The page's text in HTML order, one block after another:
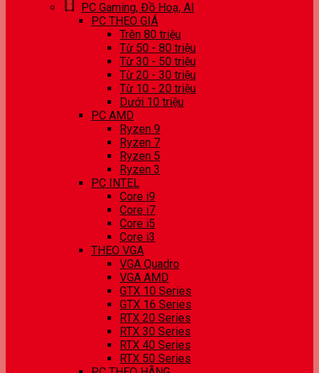
PC Gaming, Đồ Hoạ, AI
PC THEO GIÁ
Trên 80 triệu
Từ 50 - 80 triệu
Từ 30 - 50 triệu
Từ 20 - 30 triệu
Từ 10 - 20 triệu
Dưới 10 triệu
PC AMD
Ryzen 9
Ryzen 7
Ryzen 5
Ryzen 3
PC INTEL
Core i9
Core i7
Core i5
Core i3
THEO VGA
VGA Quadro
VGA AMD
GTX 10 Series
GTX 16 Series
RTX 20 Series
RTX 30 Series
RTX 40 Series
RTX 50 Series